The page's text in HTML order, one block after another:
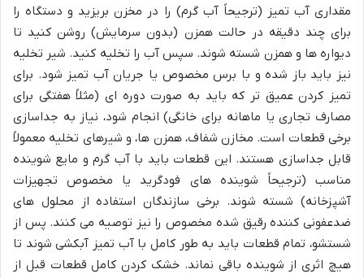
مقداری آب تمیز (ترجیحاً آب گرم) را در مخزن بریزید و دستگاه را
برای چند دقیقه در حالت همزن (بدون سرمایش) روشن کنید تا
دیواره ها و همزن شسته شوند. سپس آب را تخلیه کنید. شیر تخلیه
نیز باید باز شده و با برس مخصوص یا جریان آب تمیز شود. برای
تمیز کردن عمیق تر که باید به صورت دوره ای (مثلاً هفتگی برای
مصارف تجاری یا ماهانه برای خانگی) انجام شود، نیاز به جداسازی
برخی قطعات است. مخازن شفاف، همزن ها، و شیرهای تخلیه معمولاً
قابل جداسازی هستند. این قطعات باید با آب گرم و مایع شوینده
مناسب (ترجیحاً شوینده های فودگرید یا مخصوص تجهیزات
آشپزخانه) شسته شوند. برخی سازندگان استفاده از محلول های
ضدعفونی کننده رقیق شده مخصوص را نیز توصیه می کنند. پس از
شستشو، تمام قطعات باید به طور کامل با آب تمیز آبکشی شوند تا
هیچ اثری از شوینده باقی نماند. خشک کردن کامل قطعات قبل از